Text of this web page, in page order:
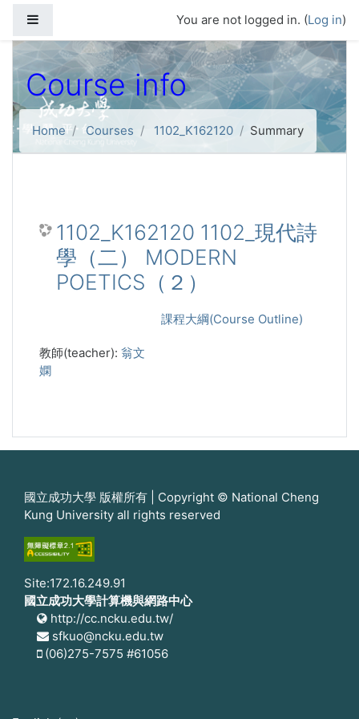
You are not logged in. (Log in)
Course info
Home Courses 1102_K162120 Summary
1102_K162120 1102_現代詩
學（二） MODERN
POETICS（２）
課程大綱(Course Outline)
教師(teacher): 翁文
嫻
國立成功大學 版權所有 | Copyright © National Cheng
Kung University all rights reserved
Site:172.16.249.91
國立成功大學計算機與網路中心
http://cc.ncku.edu.tw/
sfkuo@ncku.edu.tw
(06)275-7575 #61056